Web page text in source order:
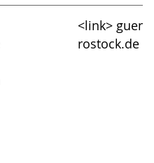
<link>
rostock.de